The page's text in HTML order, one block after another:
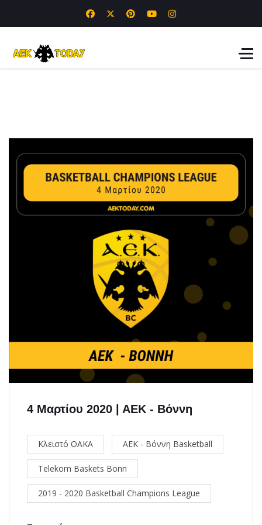
4 Μαρτίου 2020 | ΑΕΚ - Βόννη
Κλειστό ΟΑΚΑ ΑΕΚ - Βόννη Basketball
Telekom Baskets Bonn
2019 - 2020 Basketball Champions League